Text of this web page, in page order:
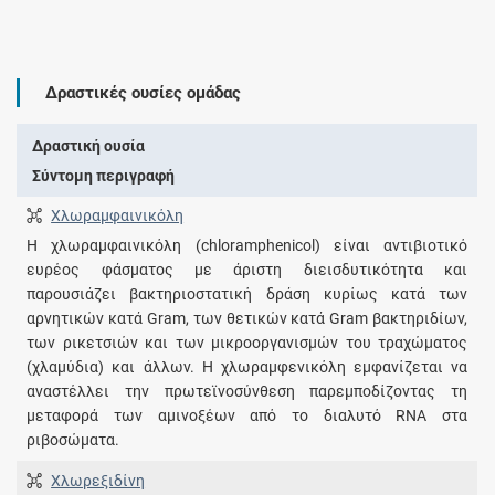
Δραστικές ουσίες ομάδας
Δραστική ουσία
Σύντομη περιγραφή
Χλωραμφαινικόλη
Η χλωραμφαινικόλη (chloramphenicol) είναι αντιβιοτικό
ευρέος φάσματος με άριστη διεισδυτικότητα και
παρουσιάζει βακτηριοστατική δράση κυρίως κατά των
αρνητικών κατά Gram, των θετικών κατά Gram βακτηριδίων,
των ρικετσιών και των μικροοργανισμών του τραχώματος
(χλαμύδια) και άλλων. Η χλωραμφενικόλη εμφανίζεται να
αναστέλλει την πρωτεϊνοσύνθεση παρεμποδίζοντας τη
μεταφορά των αμινοξέων από το διαλυτό RNA στα
ριβοσώματα.
Χλωρεξιδίνη